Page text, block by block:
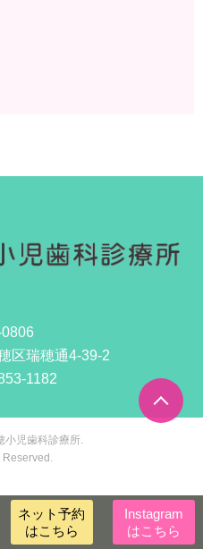
ネット予約
はこちら
Instagram
はこちら
区瑞穂通4-39-2
1182
児歯科診療所.